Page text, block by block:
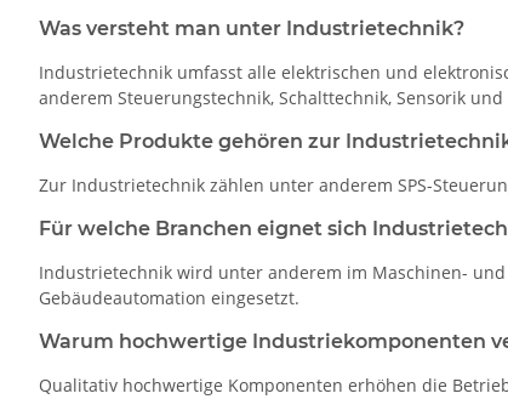
Was versteht man unter Industrietechnik?
Industrietechnik umfasst alle elektrischen und
anderem Steuerungstechnik, Schalttechnik, Sensorik
Welche Produkte gehören zur
Zur Industrietechnik zählen unter anderem SPS-
Für welche Branchen eignet sich
Industrietechnik wird unter anderem im Maschinen-
Gebäudeautomation eingesetzt.
Warum hochwertige Industriekomponenten
Qualitativ hochwertige Komponenten erhöhen die